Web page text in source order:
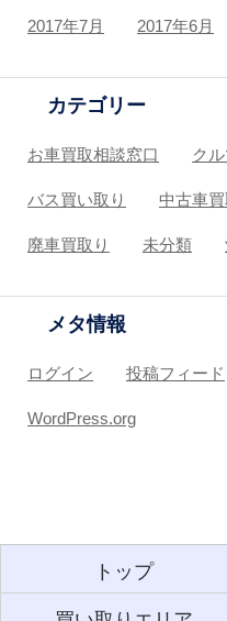
2017年7月 2017年6月
カテゴリー
お車買取相談窓口 ク
バス買い取り 中古車買
廃車買取り 未分類
メタ情報
ログイン 投稿フィード
WordPress.org
トップ